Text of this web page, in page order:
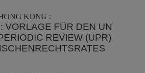
KONG :
VORLAGE FÜR DEN UN
REVIEW (UPR)